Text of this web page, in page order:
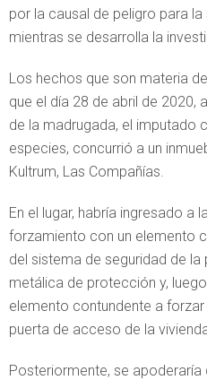
por la causal de peligro para
mientras se desarrolla la
Los hechos que son materia
que el día 28 de abril de 2020,
de la madrugada, el imputado
especies, concurrió a un
Kultrum, Las Compañías.
En el lugar, habría ingresado a
forzamiento con un elemento
del sistema de seguridad de la
metálica de protección y,
elemento contundente a
puerta de acceso de la
Posteriormente, se apoderaría